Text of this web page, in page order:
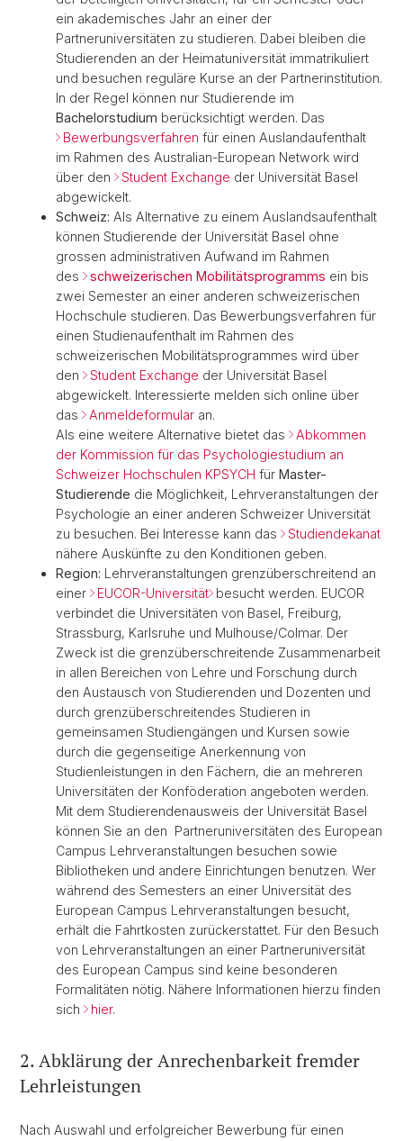
ein akademisches Jahr an einer der
Partneruniversitäten zu studieren. Dabei bleiben die
Studierenden an der Heimatuniversität immatrikuliert
und besuchen reguläre Kurse an der Partnerinstitution.
In der Regel können nur Studierende im
Bachelorstudium berücksichtigt werden. Das
Bewerbungsverfahren für einen Auslandaufenthalt
im Rahmen des Australian-European Network wird
über den
Student Exchange der Universität Basel
abgewickelt.
Schweiz: Als Alternative zu einem Auslandsaufenthalt
können Studierende der Universität Basel ohne
grossen administrativen Aufwand im Rahmen
des
schweizerischen Mobilitätsprogramms ein bis
zwei Semester an einer anderen schweizerischen
Hochschule studieren. Das Bewerbungsverfahren für
einen Studienaufenthalt im Rahmen des
schweizerischen Mobilitätsprogrammes wird über
den
Student Exchange der Universität Basel
abgewickelt. Interessierte melden sich online über
das
Anmeldeformular an.
Als eine weitere Alternative bietet das
Abkommen
der Kommission für das Psychologiestudium an
Schweizer Hochschulen KPSYCH für Master-
Studierende die Möglichkeit, Lehrveranstaltungen der
Psychologie an einer anderen Schweizer Universität
zu besuchen. Bei Interesse kann das
Studiendekanat
nähere Auskünfte zu den Konditionen geben.
Region: Lehrveranstaltungen grenzüberschreitend an
einer
EUCOR-Universität besucht werden. EUCOR
verbindet die Universitäten von Basel, Freiburg,
Strassburg, Karlsruhe und Mulhouse/Colmar. Der
Zweck ist die grenzüberschreitende Zusammenarbeit
in allen Bereichen von Lehre und Forschung durch
den Austausch von Studierenden und Dozenten und
durch grenzüberschreitendes Studieren in
gemeinsamen Studiengängen und Kursen sowie
durch die gegenseitige Anerkennung von
Studienleistungen in den Fächern, die an mehreren
Universitäten der Konföderation angeboten werden.
Mit dem Studierendenausweis der Universität Basel
können Sie an den Partneruniversitäten des European
Campus Lehrveranstaltungen besuchen sowie
Bibliotheken und andere Einrichtungen benutzen. Wer
während des Semesters an einer Universität des
European Campus Lehrveranstaltungen besucht,
erhält die Fahrtkosten zurückerstattet. Für den Besuch
von Lehrveranstaltungen an einer Partneruniversität
des European Campus sind keine besonderen
Formalitäten nötig. Nähere Informationen hierzu finden
sich
hier.
2. Abklärung der Anrechenbarkeit fremder
Lehrleistungen
Nach Auswahl und erfolgreicher Bewerbung für einen